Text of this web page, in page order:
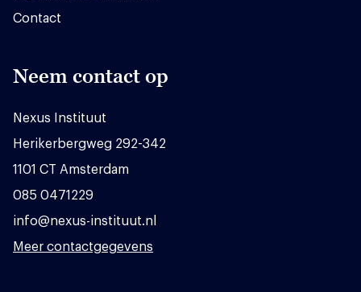
Contact
Neem contact op
Nexus Instituut
Herikerbergweg 292-342
1101 CT Amsterdam
085 0471229
info@nexus-instituut.nl
Meer contactgegevens